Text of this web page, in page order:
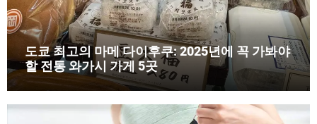
도쿄 최고의 마메 다이후쿠: 2025년에 꼭 가봐야
할 전통 와가시 가게 5곳